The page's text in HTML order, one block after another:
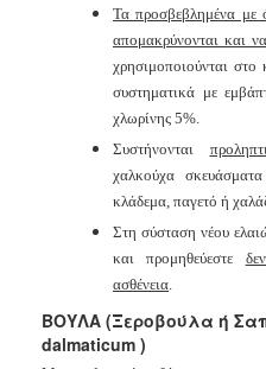
Τα προσβεβλημένα με
απομακρύνονται και
χρησιμοποιούνται στο
συστηματικά με
χλωρίνης 5%.
Συστήνονται
χαλκούχα
κλάδεμα, παγετό ή
Στη σύσταση νέου
και προμηθεύεστε
ασθένεια
ΒΟΥΛΑ (Ξεροβούλα ή
dalmaticum )